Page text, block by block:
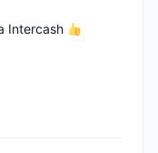
Intercash